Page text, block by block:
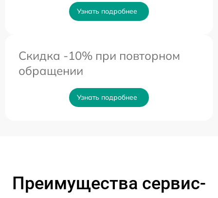
Узнать подробнее
Скидка -10% при повторном
обращении
Узнать подробнее
Преимущества сервис-